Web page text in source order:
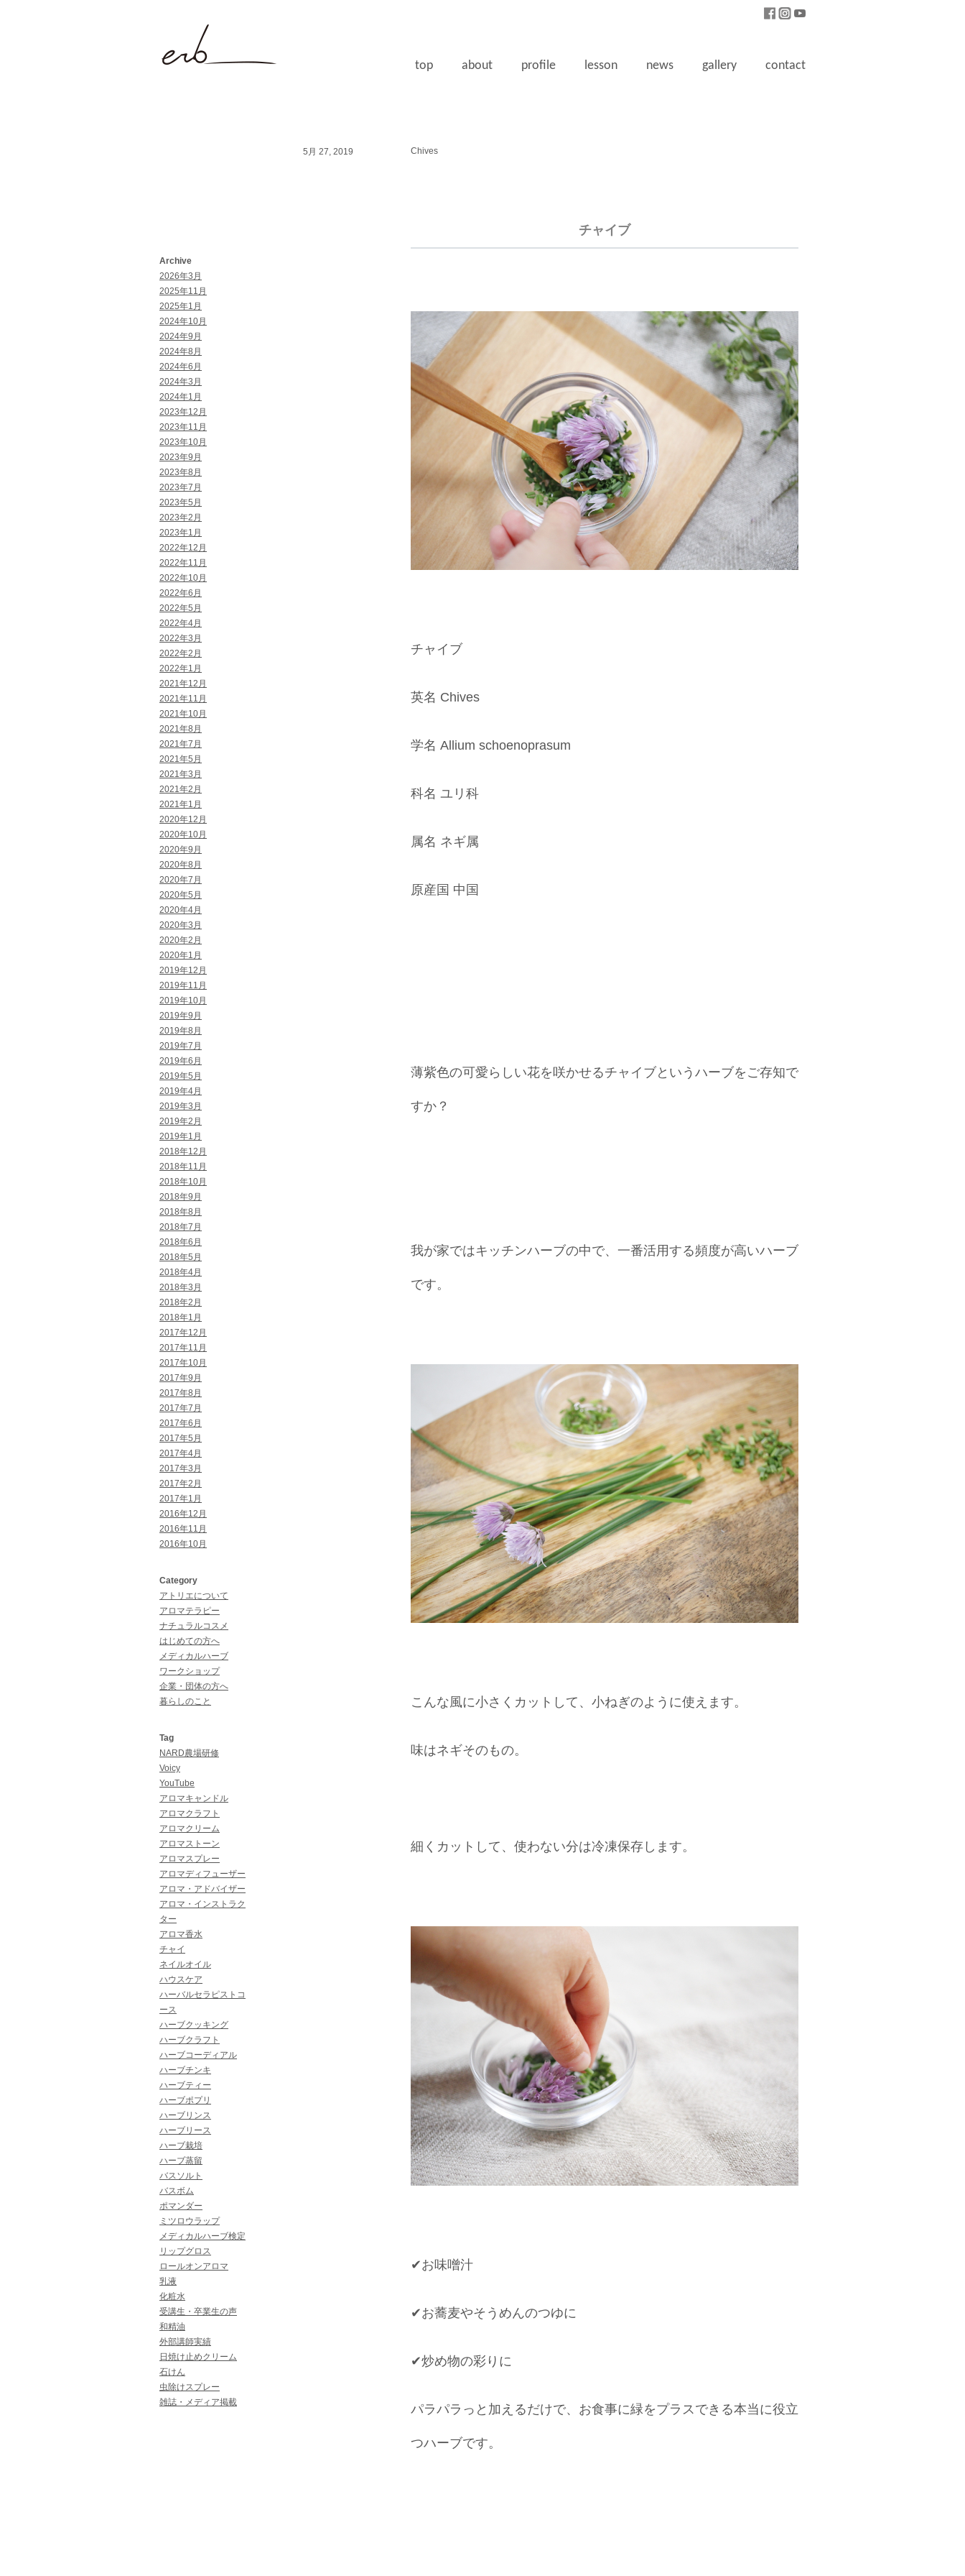
top about profile lesson news gallery contact
Archive
2026年3月
2025年11月
2025年1月
2024年10月
2024年9月
2024年8月
2024年6月
2024年3月
2024年1月
2023年12月
2023年11月
2023年10月
2023年9月
2023年8月
2023年7月
2023年5月
2023年2月
2023年1月
2022年12月
2022年11月
2022年10月
2022年6月
2022年5月
2022年4月
2022年3月
2022年2月
2022年1月
2021年12月
2021年11月
2021年10月
2021年8月
2021年7月
2021年5月
2021年3月
2021年2月
2021年1月
2020年12月
2020年10月
2020年9月
2020年8月
2020年7月
2020年5月
2020年4月
2020年3月
2020年2月
2020年1月
2019年12月
2019年11月
2019年10月
2019年9月
2019年8月
2019年7月
2019年6月
2019年5月
2019年4月
2019年3月
2019年2月
2019年1月
2018年12月
2018年11月
2018年10月
2018年9月
2018年8月
2018年7月
2018年6月
2018年5月
2018年4月
2018年3月
2018年2月
2018年1月
2017年12月
2017年11月
2017年10月
2017年9月
2017年8月
2017年7月
2017年6月
2017年5月
2017年4月
2017年3月
2017年2月
2017年1月
2016年12月
2016年11月
2016年10月
Category
アトリエについて
アロマテラピー
ナチュラルコスメ
はじめての方へ
メディカルハーブ
ワークショップ
企業・団体の方へ
暮らしのこと
Tag
NARD農場研修
Voicy
YouTube
アロマキャンドル
アロマクラフト
アロマクリーム
アロマストーン
アロマスプレー
アロマディフューザー
アロマ・アドバイザー
アロマ・インストラク
ター
アロマ香水
チャイ
ネイルオイル
ハウスケア
ハーバルセラピストコ
ース
ハーブクッキング
ハーブクラフト
ハーブコーディアル
ハーブチンキ
ハーブティー
ハーブポプリ
ハーブリンス
ハーブリース
ハーブ栽培
ハーブ蒸留
バスソルト
バスボム
ポマンダー
ミツロウラップ
メディカルハーブ検定
リップグロス
ロールオンアロマ
乳液
化粧水
受講生・卒業生の声
和精油
外部講師実績
日焼け止めクリーム
石けん
虫除けスプレー
雑誌・メディア掲載
5月 27, 2019 Chives
チャイブ
チャイブ
英名 Chives
学名 Allium schoenoprasum
科名 ユリ科
属名 ネギ属
原産国 中国
薄紫色の可愛らしい花を咲かせるチャイブというハーブをご存知で
すか？
我が家ではキッチンハーブの中で、一番活用する頻度が高いハーブ
です。
こんな風に小さくカットして、小ねぎのように使えます。
味はネギそのもの。
細くカットして、使わない分は冷凍保存します。
✔︎お味噌汁
✔︎お蕎麦やそうめんのつゆに
✔︎炒め物の彩りに
パラパラっと加えるだけで、お食事に緑をプラスできる本当に役立
つハーブです。